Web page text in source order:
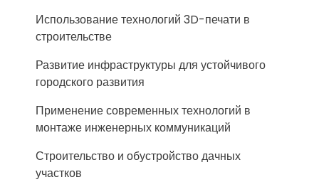
Использование технологий 3D-печати в
строительстве
Развитие инфраструктуры для устойчивого
городского развития
Применение современных технологий в
монтаже инженерных коммуникаций
Строительство и обустройство дачных
участков